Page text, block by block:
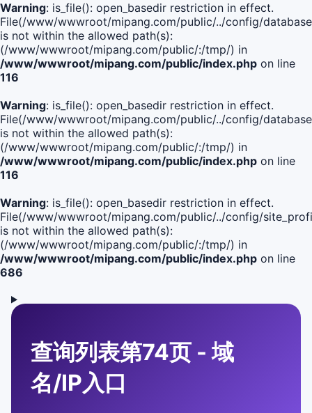
Warning: is_file(): open_basedir restriction in effect.
File(/www/wwwroot/mipang.com/public/../config/
is not within the allowed path(s):
(/www/wwwroot/mipang.com/public/:/tmp/) in
/www/wwwroot/mipang.com/public/index.php on line
116
Warning: is_file(): open_basedir restriction in effect.
File(/www/wwwroot/mipang.com/public/../config/
is not within the allowed path(s):
(/www/wwwroot/mipang.com/public/:/tmp/) in
/www/wwwroot/mipang.com/public/index.php on line
116
Warning: is_file(): open_basedir restriction in effect.
File(/www/wwwroot/mipang.com/public/../config/
is not within the allowed path(s):
(/www/wwwroot/mipang.com/public/:/tmp/) in
/www/wwwroot/mipang.com/public/index.php on line
686
查询列表第74页 - 域
名/IP入口